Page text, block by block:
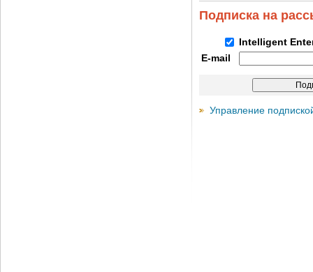
Подписка на
Intelligent
E-mail
Управление